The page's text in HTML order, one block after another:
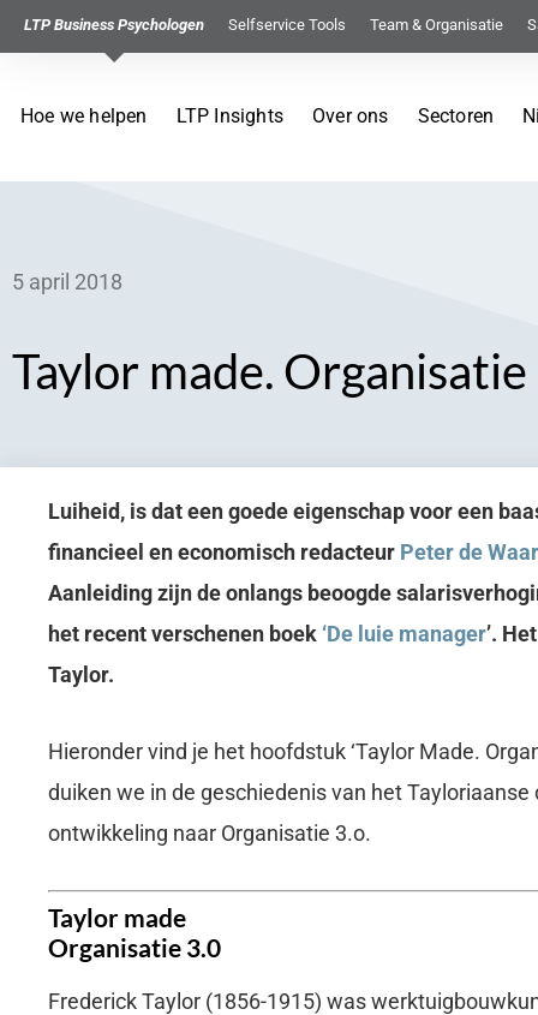
LTP Business Psychologen Selfservice Tools Team & Organisatie
Hoe we helpen LTP Insights Over ons Sectoren
5 april 2018
Taylor made. Organisatie
Luiheid, is dat een goede eigenschap voor een
financieel en economisch redacteur Peter de
Aanleiding zijn de onlangs beoogde
het recent verschenen boek ‘De luie manager’.
Taylor.
Hieronder vind je het hoofdstuk ‘Taylor Made.
duiken we in de geschiedenis van het
ontwikkeling naar Organisatie 3.o.
Taylor made
Organisatie 3.0
Frederick Taylor (1856-1915) was